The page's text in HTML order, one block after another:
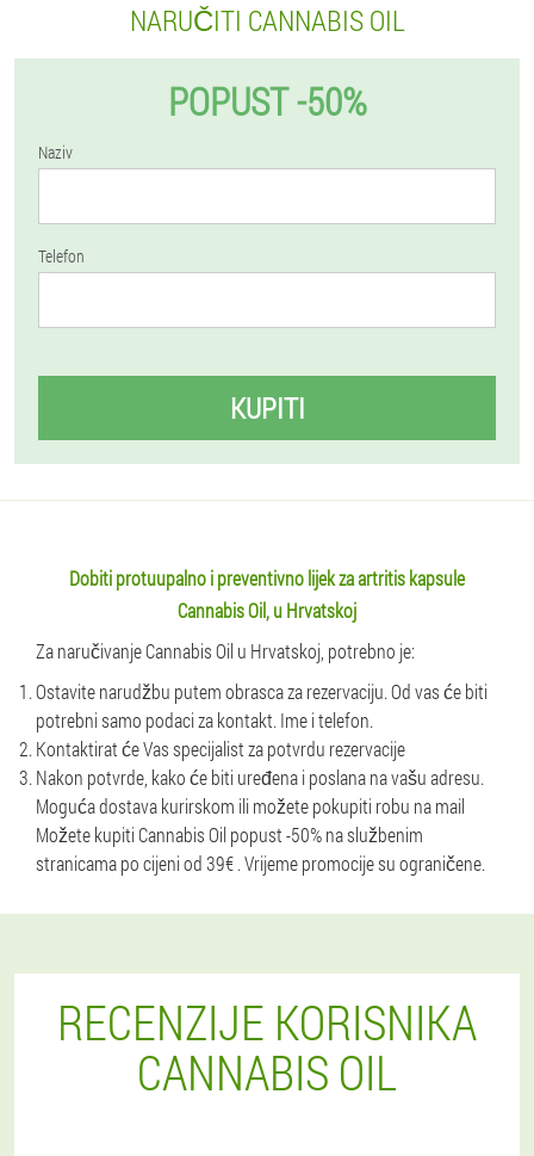
NARUČITI CANNABIS OIL
POPUST -50%
Naziv
Telefon
KUPITI
Dobiti protuupalno i preventivno lijek za artritis kapsule
Cannabis Oil, u Hrvatskoj
Za naručivanje Cannabis Oil u Hrvatskoj, potrebno je:
Ostavite narudžbu putem obrasca za rezervaciju. Od vas će biti
potrebni samo podaci za kontakt. Ime i telefon.
Kontaktirat će Vas specijalist za potvrdu rezervacije
Nakon potvrde, kako će biti uređena i poslana na vašu adresu.
Moguća dostava kurirskom ili možete pokupiti robu na mail
Možete kupiti Cannabis Oil popust -50% na službenim
stranicama po cijeni od 39€ . Vrijeme promocije su ograničene.
RECENZIJE KORISNIKA
CANNABIS OIL